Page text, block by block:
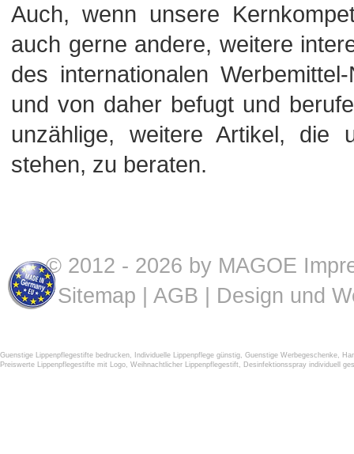
Auch, wenn unsere
auch gerne andere, weitere
des internationalen
und von daher befugt und
unzählige, weitere Artikel, die
stehen, zu beraten.
© 2012 - 2026 by MAGOE
Sitemap
AGB | Design und
Guenstige Lippenpflegestifte bedrucken, Individuelle Lippenpflege günstig, Guenstige Werbegeschenke,
Preiswerte Lippenpflegestifte mit Logo, Weihnachtlicher Lippenpflegestift , Desinfektionsspray individuell